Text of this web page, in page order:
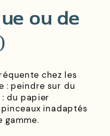
ou de
chez les
: peindre sur du
du papier
inadaptés
gamme.